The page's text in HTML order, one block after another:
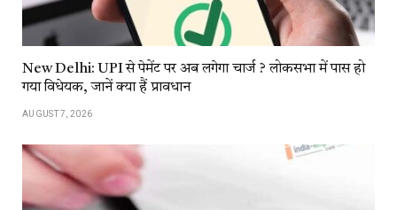
New Delhi: UPI से पेमेंट पर अब लगेगा चार्ज ? लोकसभा में पास हो
गया विधेयक, जानें क्या हैं प्रावधान
AUGUST 7, 2026